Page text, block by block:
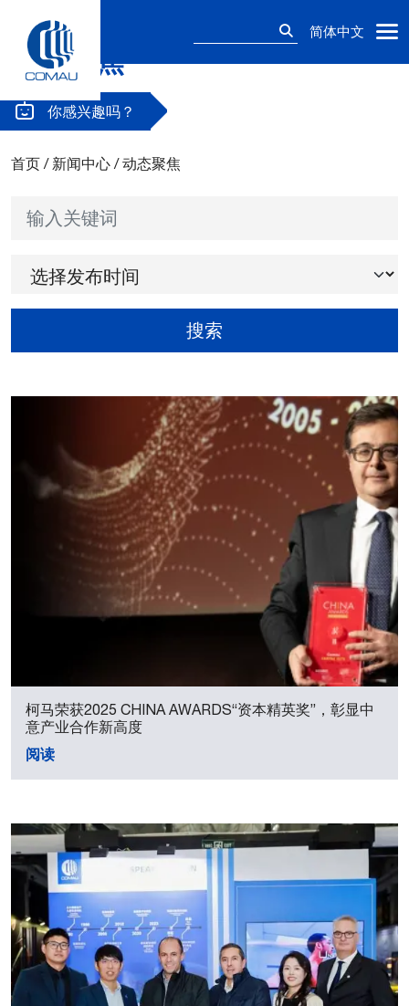
content
简体中文
动态聚焦
你感兴趣吗？
首页 / 新闻中心 /动态聚焦
输入关键词
选择发布时间
搜索
柯马荣获2025 CHINA AWARDS“资本精英奖”，彰显中
意产业合作新高度
阅读